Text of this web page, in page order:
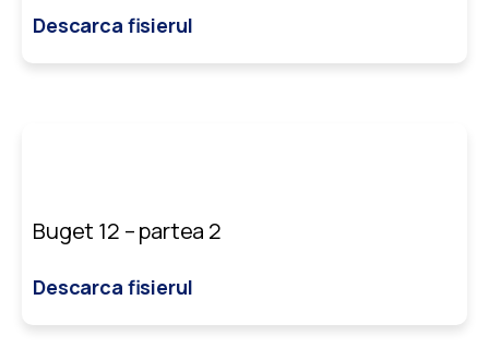
Descarca fisierul
Buget 12 – partea 2
Descarca fisierul